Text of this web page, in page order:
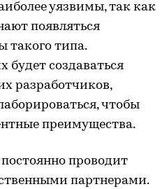
уязвимы, так как
появляться
такого типа.
будет создаваться
разработчиков,
чтобы
преимущества.
проводит
партнерами.